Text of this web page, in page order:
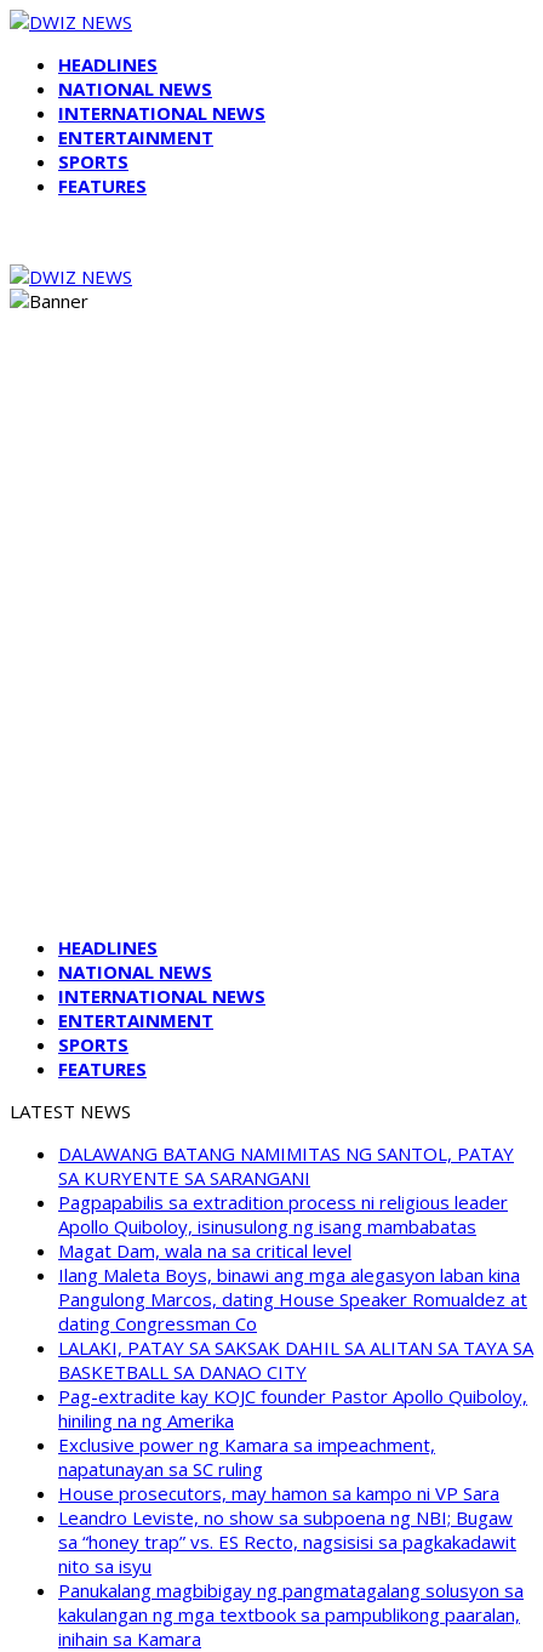
HEADLINES
NATIONAL NEWS
INTERNATIONAL NEWS
ENTERTAINMENT
SPORTS
FEATURES
HEADLINES
NATIONAL NEWS
INTERNATIONAL NEWS
ENTERTAINMENT
SPORTS
FEATURES
LATEST NEWS
DALAWANG BATANG NAMIMITAS NG SANTOL, PATAY
SA KURYENTE SA SARANGANI
Pagpapabilis sa extradition process ni religious leader
Apollo Quiboloy, isinusulong ng isang mambabatas
Magat Dam, wala na sa critical level
Ilang Maleta Boys, binawi ang mga alegasyon laban kina
Pangulong Marcos, dating House Speaker Romualdez at
dating Congressman Co
LALAKI, PATAY SA SAKSAK DAHIL SA ALITAN SA TAYA SA
BASKETBALL SA DANAO CITY
Pag-extradite kay KOJC founder Pastor Apollo Quiboloy,
hiniling na ng Amerika
Exclusive power ng Kamara sa impeachment,
napatunayan sa SC ruling
House prosecutors, may hamon sa kampo ni VP Sara
Leandro Leviste, no show sa subpoena ng NBI; Bugaw
sa “honey trap” vs. ES Recto, nagsisisi sa pagkakadawit
nito sa isyu
Panukalang magbibigay ng pangmatagalang solusyon sa
kakulangan ng mga textbook sa pampublikong paaralan,
inihain sa Kamara